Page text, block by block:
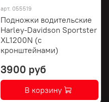
арт. 055519
Подножки водительские
Harley-Davidson Sportster
XL1200N (с
кронштейнами)
3900 руб
В корзину